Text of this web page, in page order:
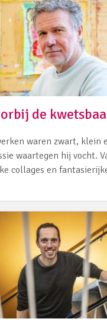
de
waren zwart, klein
waartegen hij vocht.
collages en